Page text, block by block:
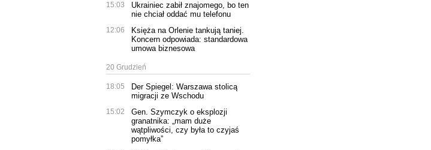
15:03
Ukrainiec zabił znajomego, bo ten
nie chciał oddać mu telefonu
12:06
Księża na Orlenie tankują taniej.
Koncern odpowiada: standardowa
umowa biznesowa
20 Grudzień
18:05
Der Spiegel: Warszawa stolicą
migracji ze Wschodu
15:02
Gen. Szymczyk o eksplozji
granatnika: „mam duże
wątpliwości, czy była to czyjaś
pomyłka”